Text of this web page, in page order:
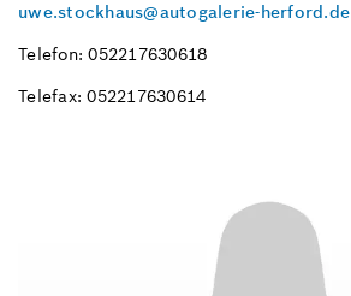
uwe.stockhaus@autogalerie-herford.de
Telefon: 052217630618
Telefax: 052217630614